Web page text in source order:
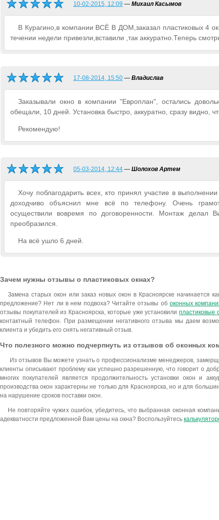
10-02-2015, 12:09 — Михаил Касымов
В Курагино,в компании ВСЁ В ДОМ,заказал пластиковых 4
течении недели привезли,вставили ,так аккуратно.Теперь
17-08-2014, 15:50 — Владислав
Заказывали окно в компании "Европлан", остались
обещали, 10 дней. Установка быстро, аккуратно, сразу видно,
Рекомендую!
05-03-2014, 12:44 — Шолохов Артем
Хочу поблагодарить всех, кто принял участие в
доходчиво объяснил мне всё по телефону. Очень
осуществили вовремя по договоренности. Монтаж
преобразился.
На всё ушло 6 дней.
Зачем нужны отзывы о пластиковых окнах?
Замена старых окон или заказ новых окон в Красноярске начинается
предложение? Нет ли в нем подвоха? Читайте отзывы об оконных
отзывы покупателей из Красноярска, которые уже установилипластиковые
контактный телефон. При размещении негативного отзыва мы даем
клиента и убедить его снять негативный отзыв.
Что полезного можно подчерпнуть из отзывов об оконных
Из отзывов Вы можете узнать о профессионализме менеджеров,
клиенты описывают проблему как успешно разрешенную, что говорит о
многих покупателей является продолжительность установки окон и
производства окон характерны не только для Красноярска, но и для
на нарушение сроков поставки окон.
Не повторяйте чужих ошибок, убедитесь, что выбранная оконная
адекватности предложенной Вам цены на окна? Воспользуйтесь